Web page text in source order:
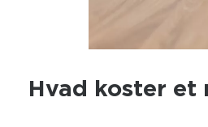
Hvad koster